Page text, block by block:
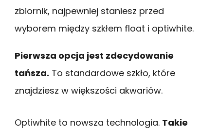
zbiornik, najpewniej staniesz przed
wyborem między szkłem float i optiwhite.
Pierwsza opcja jest zdecydowanie
tańsza. To standardowe szkło, które
znajdziesz w większości akwariów.
Optiwhite to nowsza technologia. Takie